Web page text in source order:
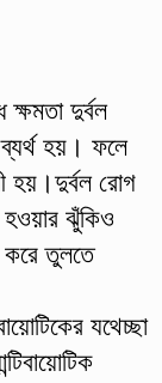
দুর্বল
হয়। ফলে
হয়।দুর্বল রোগ
ঝুঁকিও
তুলতে
যথেচ্ছা